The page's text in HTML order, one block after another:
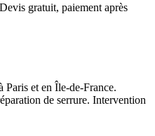
gratuit, paiement après
Paris et en Île-de-France.
de serrure. Intervention